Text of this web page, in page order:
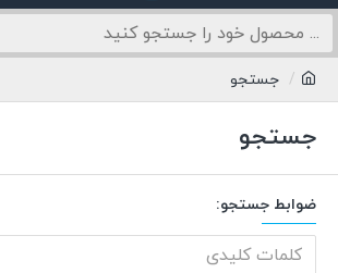
جستجو
جستجو
ضوابط جستجو: